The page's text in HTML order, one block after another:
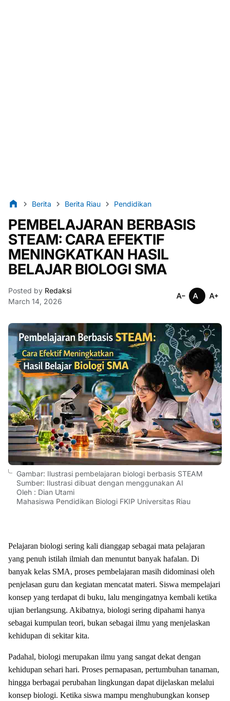
Berita Berita Riau Pendidikan
PEMBELAJARAN BERBASIS
STEAM: CARA EFEKTIF
MENINGKATKAN HASIL
BELAJAR BIOLOGI SMA
Posted by Redaksi
March 14, 2026
Gambar: Ilustrasi pembelajaran biologi berbasis STEAM
Sumber: Ilustrasi dibuat dengan menggunakan AI
Oleh : Dian Utami
Mahasiswa Pendidikan Biologi FKIP Universitas Riau
Pelajaran biologi sering kali dianggap sebagai mata pelajaran
yang penuh istilah ilmiah dan menuntut banyak hafalan. Di
banyak kelas SMA, proses pembelajaran masih didominasi oleh
penjelasan guru dan kegiatan mencatat materi. Siswa mempelajari
konsep yang terdapat di buku, lalu mengingatnya kembali ketika
ujian berlangsung. Akibatnya, biologi sering dipahami hanya
sebagai kumpulan teori, bukan sebagai ilmu yang menjelaskan
kehidupan di sekitar kita.
Padahal, biologi merupakan ilmu yang sangat dekat dengan
kehidupan sehari hari. Proses pernapasan, pertumbuhan tanaman,
hingga berbagai perubahan lingkungan dapat dijelaskan melalui
konsep biologi. Ketika siswa mampu menghubungkan konsep